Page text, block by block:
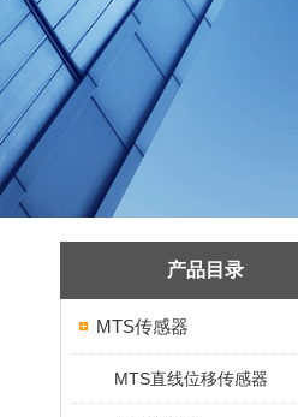
产品目录
MTS传感器
MTS直线位移传感器